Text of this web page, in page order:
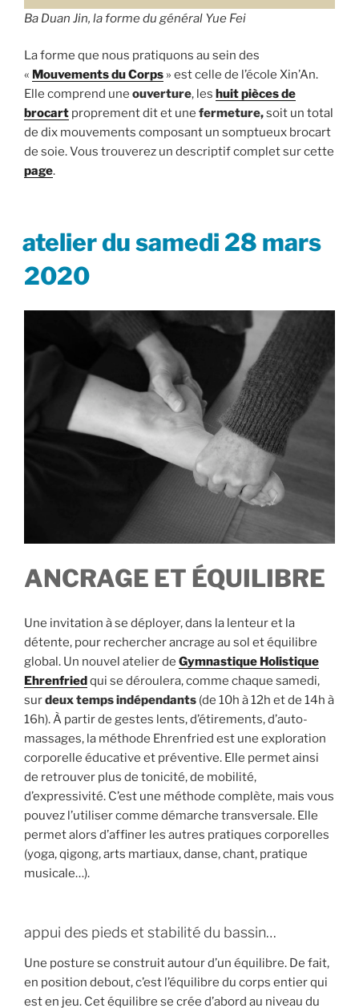
Ba Duan Jin, la forme du général Yue Fei
La forme que nous pratiquons au sein des
« Mouvements du Corps » est celle de l’école Xin’An.
Elle comprend une ouverture, les huit pièces de
brocart proprement dit et une fermeture,soit un total
de dix mouvements composant un somptueux brocart
de soie. Vous trouverez un descriptif complet sur cette
page.
LE
atelier du samedi 28 mars
2020
ANCRAGE ET ÉQUILIBRE
Une invitation à se déployer, dans la lenteur et la
détente, pour rechercher ancrage au sol et équilibre
global. Un nouvel atelier de Gymnastique Holistique
Ehrenfriedqui se déroulera, comme chaque samedi,
surdeux temps indépendants (de 10h à 12h et de 14h à
16h). À partir de gestes lents, d’étirements, d’auto-
massages, la méthode Ehrenfried est une exploration
corporelle éducative et préventive. Elle permet ainsi
de retrouver plus de tonicité, de mobilité,
d’expressivité. C’est une méthode complète, mais vous
pouvez l’utiliser comme démarche transversale. Elle
permet alors d’affiner les autres pratiques corporelles
(yoga, qigong, arts martiaux, danse, chant, pratique
musicale…).
appui des pieds et stabilité du bassin…
Une posture se construit autour d’un équilibre. De fait,
en position debout, c’est l’équilibre du corps entier qui
est en jeu. Cet équilibre se crée d’abord au niveau du